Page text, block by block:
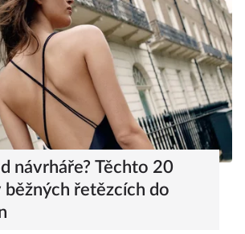
návrháře? Těchto 20
běžných řetězcích do